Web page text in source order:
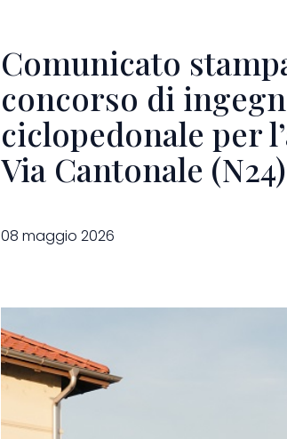
Comunicato
concorso di
ciclopedonale per
Via Cantonale
08 maggio 2026